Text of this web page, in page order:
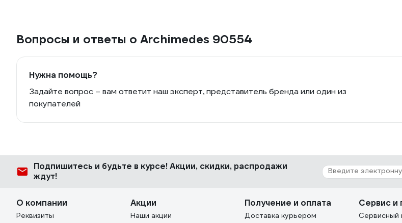
Вопросы и ответы о Archimedes 90554
Нужна помощь?
Задайте вопрос – вам ответит наш эксперт, представитель бренда или один из
покупателей
Подпишитесь и будьте в курсе! Акции, скидки, распродажи
ждут!
О компании
Реквизиты
Акции
Наши акции
Получение и оплата
Доставка курьером
Сервис и
Сервисный